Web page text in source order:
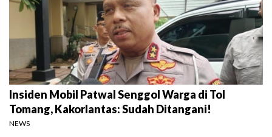
Insiden Mobil Patwal Senggol Warga di Tol
Tomang, Kakorlantas: Sudah Ditangani!
NEWS